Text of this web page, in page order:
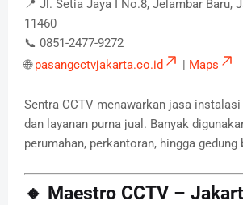
📍 Jl. Setia Jaya I No.8, Jelambar Baru,
11460
📞 0851-2477-9272
🌐pasangcctvjakarta.co.id | Maps
Sentra CCTV menawarkan jasa
dan layanan purna jual. Banyak
perumahan, perkantoran, hingga gedung
🔸 Maestro CCTV –